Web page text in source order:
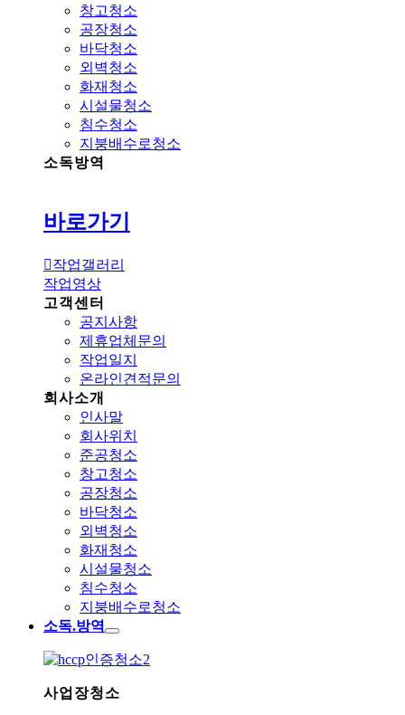
창고청소
공장청소
바닥청소
외벽청소
화재청소
시설물청소
침수청소
지붕배수로청소
소독방역
바로가기
작업갤러리
작업영상
고객센터
공지사항
제휴업체문의
작업일지
온라인견적문의
회사소개
인사말
회사위치
준공청소
창고청소
공장청소
바닥청소
외벽청소
화재청소
시설물청소
침수청소
지붕배수로청소
소독.방역
사업장청소